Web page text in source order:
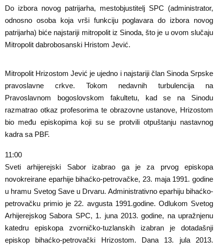
Do izbora novog patrijarha, mestobjustitelj SPC (administrator,
odnosno osoba koja vrši funkciju poglavara do izbora novog
patrijarha) biće najstariji mitropolit iz Sinoda, što je u ovom slučaju
Mitropolit dabrobosanski Hristom Jević.
Mitropolit Hrizostom Jević je ujedno i najstariji član Sinoda Srpske
pravoslavne crkve. Tokom nedavnih turbulencija na
Pravoslavnom bogoslovskom fakultetu, kad se na Sinodu
razmatrao otkaz profesorima te obrazovne ustanove, Hrizostom
bio među episkopima koji su se protvili otpuštanju nastavnog
kadra sa PBF.
11:00
Sveti arhijerejski Sabor izabrao ga je za prvog episkopa
novokreirane eparhije bihaćko-petrovačke, 23. maja 1991. godine
u hramu Svetog Save u Drvaru. Administrativno eparhiju bihaćko-
petrovačku primio je 22. avgusta 1991.godine. Odlukom Svetog
Arhijerejskog Sabora SPC, 1. juna 2013. godine, na upražnjenu
katedru episkopa zvorničko-tuzlanskih izabran je dotadašnji
episkop bihaćko-petrovački Hrizostom. Dana 13. jula 2013.